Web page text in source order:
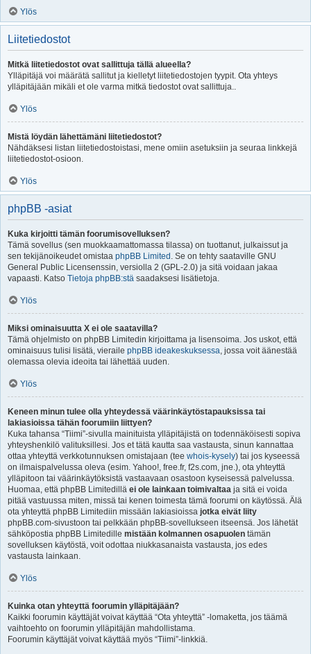
Ylös
Liitetiedostot
Mitkä liitetiedostot ovat sallittuja tällä alueella?
Ylläpitäjä voi määrätä sallitut ja kielletyt liitetiedostojen tyypit. Ota yhteys
ylläpitäjään mikäli et ole varma mitkä tiedostot ovat sallittuja..
Ylös
Mistä löydän lähettämäni liitetiedostot?
Nähdäksesi listan liitetiedostoistasi, mene omiin asetuksiin ja seuraa linkkejä
liitetiedostot-osioon.
Ylös
phpBB -asiat
Kuka kirjoitti tämän foorumisovelluksen?
Tämä sovellus (sen muokkaamattomassa tilassa) on tuottanut, julkaissut ja
sen tekijänoikeudet omistaa phpBB Limited . Se on tehty saataville GNU
General Public Licensenssin, versiolla 2 (GPL-2.0) ja sitä voidaan jakaa
vapaasti. Katso Tietoja phpBB:stä saadaksesi lisätietoja.
Ylös
Miksi ominaisuutta X ei ole saatavilla?
Tämä ohjelmisto on phpBB Limitedin kirjoittama ja lisensoima. Jos uskot, että
ominaisuus tulisi lisätä, vieraile phpBB ideakeskuksessa, jossa voit äänestää
olemassa olevia ideoita tai lähettää uuden.
Ylös
Keneen minun tulee olla yhteydessä väärinkäytöstapauksissa tai
lakiasioissa tähän foorumiin liittyen?
Kuka tahansa “Tiimi”-sivulla mainituista ylläpitäjistä on todennäköisesti sopiva
yhteyshenkilö valituksillesi. Jos et tätä kautta saa vastausta, sinun kannattaa
ottaa yhteyttä verkkotunnuksen omistajaan (tee whois-kysely) tai jos kyseessä
on ilmaispalvelussa oleva (esim. Yahoo!, free.fr, f2s.com, jne.), ota yhteyttä
ylläpitoon tai väärinkäytöksistä vastaavaan osastoon kyseisessä palvelussa.
Huomaa, että phpBB Limitedillä ei ole lainkaan toimivaltaa ja sitä ei voida
pitää vastuussa miten, missä tai kenen toimesta tämä foorumi on käytössä. Älä
ota yhteyttä phpBB Limitediin missään lakiasioissa jotka eivät liity
phpBB.com-sivustoon tai pelkkään phpBB-sovellukseen itseensä. Jos lähetät
sähköpostia phpBB Limitedille mistään kolmannen osapuolen tämän
sovelluksen käytöstä, voit odottaa niukkasanaista vastausta, jos edes
vastausta lainkaan.
Ylös
Kuinka otan yhteyttä foorumin ylläpitäjään?
Kaikki foorumin käyttäjät voivat käyttää “Ota yhteyttä” -lomaketta, jos täämä
vaihtoehto on foorumin ylläpitäjän mahdollistama.
Foorumin käyttäjät voivat käyttää myös “Tiimi”-linkkiä.